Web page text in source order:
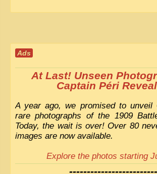
Ads
At Last! Unseen
Captain Péri
A year ago, we promised to unveil
rare photographs of the 1909
Today, the wait is over! Over 80
images are now available.
Explore the photos starting